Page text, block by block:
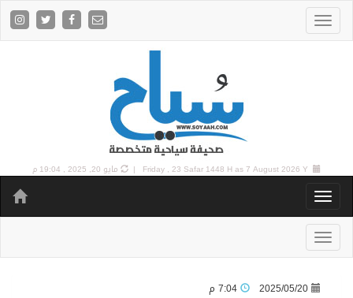
Friday , 23 Safar 1448 H as7 August 2026 Y | مايو 20, 2025 , 19:04 م
2025/05/20